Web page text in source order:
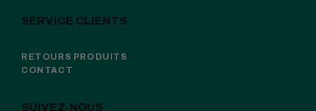
SERVICE CLIENTS
RETOURS PRODUITS
CONTACT
SUIVEZ-NOUS